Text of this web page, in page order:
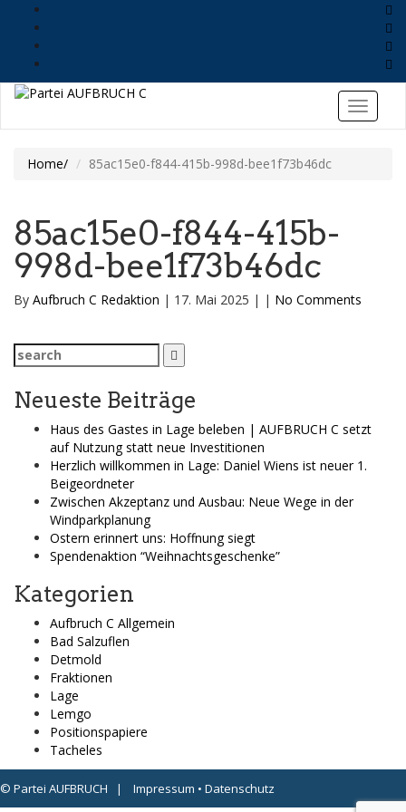
Home 85ac15e0-f844-415b-998d-bee1f73b46dc
85ac15e0-f844-415b-
998d-bee1f73b46dc
By Aufbruch C Redaktion | 17. Mai 2025 | | No Comments
Search
for:
Neueste Beiträge
Haus des Gastes in Lage beleben | AUFBRUCH C setzt
auf Nutzung statt neue Investitionen
Herzlich willkommen in Lage: Daniel Wiens ist neuer 1.
Beigeordneter
Zwischen Akzeptanz und Ausbau: Neue Wege in der
Windparkplanung
Ostern erinnert uns: Hoffnung siegt
Spendenaktion “Weihnachtsgeschenke”
Kategorien
Aufbruch C Allgemein
Bad Salzuflen
Detmold
Fraktionen
Lage
Lemgo
Positionspapiere
Tacheles
© Partei AUFBRUCH | Impressum • Datenschutz